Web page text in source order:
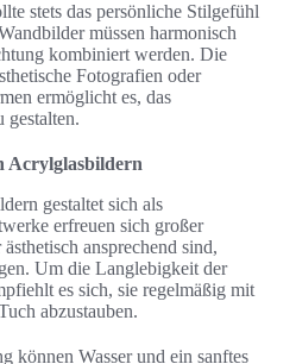
stets das persönliche Stilgefühl
müssen harmonisch
kombiniert werden. Die
Fotografien oder
ermöglicht es, das
Acrylglasbildern
gestaltet sich als
erfreuen sich großer
ansprechend sind,
Um die Langlebigkeit der
es sich, sie regelmäßig mit
abzustauben.
können Wasser und ein sanftes